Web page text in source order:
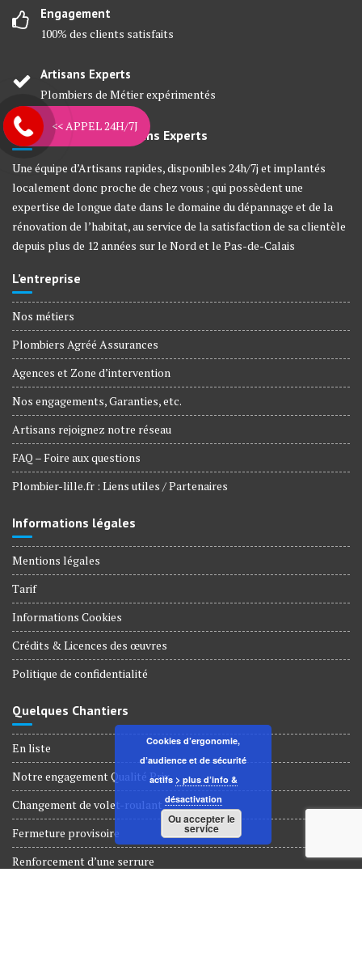
Engagement
100% des clients satisfaits
Artisans Experts
Plombiers de Métier expérimentés
À propos de Mes Artisans Experts
Une équipe d’Artisans rapides, disponibles 24h/7j et implantés
localement donc proche de chez vous ; qui possèdent une
expertise de longue date dans le domaine du dépannage et de la
rénovation de l’habitat, au service de la satisfaction de sa clientèle
depuis plus de 12 années sur le Nord et le Pas-de-Calais
L’entreprise
Nos métiers
Plombiers Agréé Assurances
Agences et Zone d’intervention
Nos engagements, Garanties, etc.
Artisans rejoignez notre réseau
FAQ – Foire aux questions
Plombier-lille.fr : Liens utiles / Partenaires
Informations légales
Mentions légales
Tarif
Informations Cookies
Crédits & Licences des œuvres
Politique de confidentialité
Quelques Chantiers
En liste
Notre engagement Qualité Prix
Changement de volet-roulant
Fermeture provisoire
Renforcement d’une serrure
<< APPEL 24H/7J
Cookies d’ergonomie,
d’audience et de sécurité
actifs > plus d’info &
désactivation
Ou accepter le
service